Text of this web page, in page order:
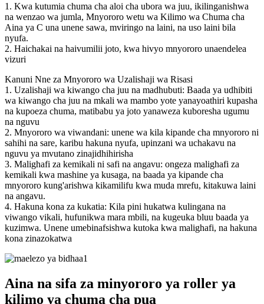
1. Kwa kutumia chuma cha aloi cha ubora wa juu, ikilinganishwa
na wenzao wa jumla, Mnyororo wetu wa Kilimo wa Chuma cha
Aina ya C una unene sawa, mviringo na laini, na uso laini bila
nyufa.
2. Haichakai na haivumilii joto, kwa hivyo mnyororo unaendelea
vizuri
Kanuni Nne za Mnyororo wa Uzalishaji wa Risasi
1. Uzalishaji wa kiwango cha juu na madhubuti: Baada ya udhibiti
wa kiwango cha juu na mkali wa mambo yote yanayoathiri kupasha
na kupoeza chuma, matibabu ya joto yanaweza kuboresha ugumu
na nguvu
2. Mnyororo wa viwandani: unene wa kila kipande cha mnyororo ni
sahihi na sare, karibu hakuna nyufa, upinzani wa uchakavu na
nguvu ya mvutano zinajidhihirisha
3. Malighafi za kemikali ni safi na angavu: ongeza malighafi za
kemikali kwa mashine ya kusaga, na baada ya kipande cha
mnyororo kung'arishwa kikamilifu kwa muda mrefu, kitakuwa laini
na angavu.
4. Hakuna kona za kukatia: Kila pini hukatwa kulingana na
viwango vikali, hufunikwa mara mbili, na kugeuka bluu baada ya
kuzimwa. Unene umebinafsishwa kutoka kwa malighafi, na hakuna
kona zinazokatwa
Aina na sifa za minyororo ya roller ya
kilimo ya chuma cha pua